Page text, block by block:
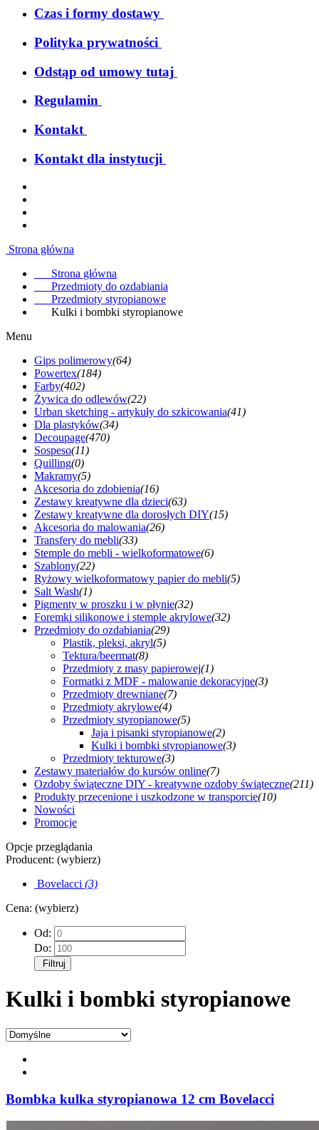
Czas i formy dostawy
Polityka prywatności
Odstąp od umowy tutaj
Regulamin
Kontakt
Kontakt dla instytucji
Strona główna
Strona główna
Przedmioty do ozdabiania
Przedmioty styropianowe
Kulki i bombki styropianowe
Menu
Gips polimerowy(64)
Powertex(184)
Farby(402)
Żywica do odlewów(22)
Urban sketching - artykuły do szkicowania(41)
Dla plastyków(34)
Decoupage(470)
Sospeso(11)
Quilling(0)
Makramy(5)
Akcesoria do zdobienia(16)
Zestawy kreatywne dla dzieci(63)
Zestawy kreatywne dla dorosłych DIY(15)
Akcesoria do malowania(26)
Transfery do mebli(33)
Stemple do mebli - wielkoformatowe(6)
Szablony(22)
Ryżowy wielkoformatowy papier do mebli(5)
Salt Wash(1)
Pigmenty w proszku i w płynie(32)
Foremki silikonowe i stemple akrylowe(32)
Przedmioty do ozdabiania(29)
Plastik, pleksi, akryl(5)
Tektura/beermat(8)
Przedmioty z masy papierowej(1)
Formatki z MDF - malowanie dekoracyjne(3)
Przedmioty drewniane(7)
Przedmioty akrylowe(4)
Przedmioty styropianowe(5)
Jaja i pisanki styropianowe(2)
Kulki i bombki styropianowe(3)
Przedmioty tekturowe(3)
Zestawy materiałów do kursów online(7)
Ozdoby świąteczne DIY - kreatywne ozdoby świąteczne(211)
Produkty przecenione i uszkodzone w transporcie(10)
Nowości
Promocje
Opcje przeglądania
Producent: (wybierz)
Bovelacci (3)
Cena: (wybierz)
Od:
Do:
Filtruj
Kulki i bombki styropianowe
Bombka kulka styropianowa 12 cm Bovelacci